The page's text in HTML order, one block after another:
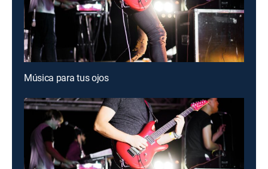
Música para tus ojos